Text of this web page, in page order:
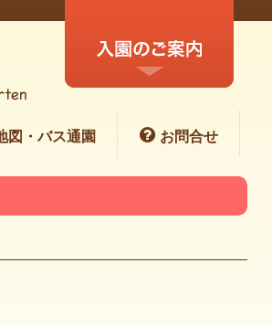
図・バス通園 お問合せ